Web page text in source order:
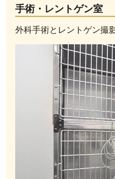
手術・レントゲン室
外科手術とレントゲン撮